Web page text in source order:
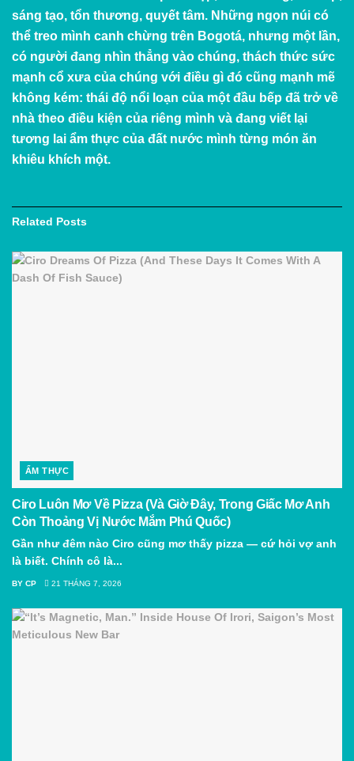
sáng tạo, tổn thương, quyết tâm. Những ngọn núi có
thể treo mình canh chừng trên Bogotá, nhưng một lần,
có người đang nhìn thẳng vào chúng, thách thức sức
mạnh cổ xưa của chúng với điều gì đó cũng mạnh mẽ
không kém: thái độ nổi loạn của một đầu bếp đã trở về
nhà theo điều kiện của riêng mình và đang viết lại
tương lai ẩm thực của đất nước mình từng món ăn
khiêu khích một.
Related Posts
ẨM THỰC
Ciro Luôn Mơ Về Pizza (Và Giờ Đây, Trong Giấc Mơ Anh
Còn Thoảng Vị Nước Mắm Phú Quốc)
Gần như đêm nào Ciro cũng mơ thấy pizza — cứ hỏi vợ anh
là biết. Chính cô là...
BY CP 21 THÁNG 7, 2026